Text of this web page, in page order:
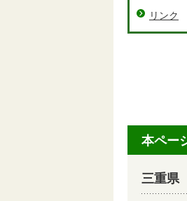
リンク
本ペー
三重県